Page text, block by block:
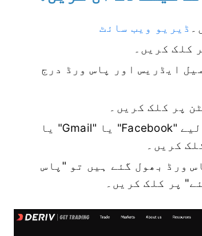
ڈیریو ویب سائٹ
کلک کریں۔
ایڈریس اور پاس ورڈ درج
پر کلک کریں۔
لاگ ان کے لیے "Facebook" یا "Gmail" یا
ورڈ بھول گئے ہیں تو "پاس
پر کلک کریں۔